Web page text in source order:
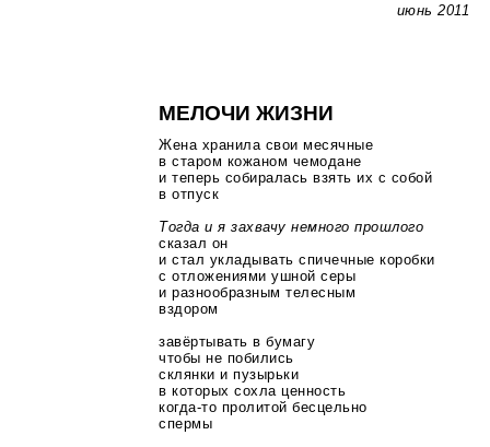
июнь 2011
МЕЛОЧИ ЖИЗНИ
Жена хранила свои месячные
в старом кожаном чемодане
и теперь собиралась взять их с собой
в отпуск
Тогда и я захвачу немного прошлого
сказал он
и стал укладывать спичечные коробки
с отложениями ушной серы
и разнообразным телесным
вздором
завёртывать в бумагу
чтобы не побились
склянки и пузырьки
в которых сохла ценность
когда-то пролитой бесцельно
спермы